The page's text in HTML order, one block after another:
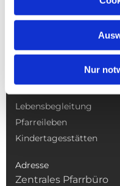
Nur
NAVIGATION
Lebensbegleitung
Pfarreileben
Kindertagesstätten
Adresse
Zentrales Pfarrbüro